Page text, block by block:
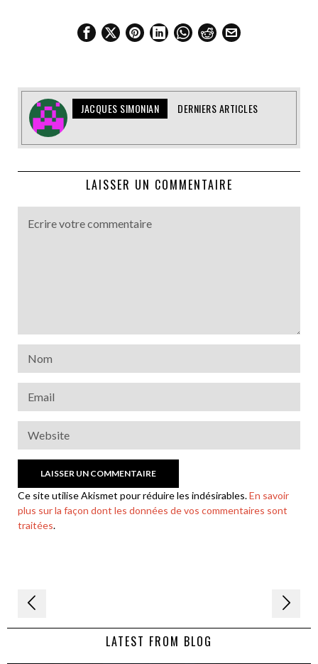
JACQUES SIMONIAN DERNIERS ARTICLES
LAISSER UN COMMENTAIRE
Ce site utilise Akismet pour réduire les indésirables.En savoir
plus sur la façon dont les données de vos commentaires sont
traitées.
Navigation
de LATEST FROM BLOG